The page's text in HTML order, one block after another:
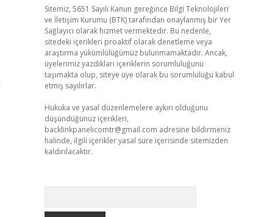
Sitemiz, 5651 Sayılı Kanun gereğince Bilgi Teknolojileri
ve İletişim Kurumu (BTK) tarafından onaylanmış bir Yer
Sağlayıcı olarak hizmet vermektedir. Bu nedenle,
sitedeki içerikleri proaktif olarak denetleme veya
araştırma yükümlülüğümüz bulunmamaktadır. Ancak,
üyelerimiz yazdıkları içeriklerin sorumluluğunu
taşımakta olup, siteye üye olarak bu sorumluluğu kabul
etmiş sayılırlar.
Hukuka ve yasal düzenlemelere aykırı olduğunu
düşündüğünüz içerikleri,
backlinkpanelicomtr@gmail.com adresine bildirmeniz
halinde, ilgili içerikler yasal süre içerisinde sitemizden
kaldırılacaktır.